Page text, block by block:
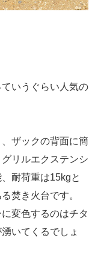
いうぐらい人気の
ザックの背面に簡
リルエクステンシ
耐荷重は15kgと
焚き火台です。
変色するのはチタ
いてくるでしょ